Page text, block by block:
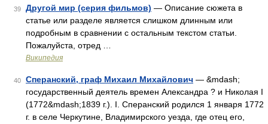
39 Другой мир (серия фильмов) — Описание сюжета в
статье или разделе является слишком длинным или
подробным в сравнении с остальным текстом статьи.
Пожалуйста, отред …
Википедия
40 Сперанский, граф Михаил Михайлович — &mdash;
государственный деятель времен Александра ? и Николая I
(1772&mdash;1839 г.). I. Сперанский родился 1 января 1772
г. в селе Черкутине, Владимирского уезда, где отец его,